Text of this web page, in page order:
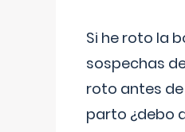
Si he roto la
sospechas
roto antes
parto ¿debo